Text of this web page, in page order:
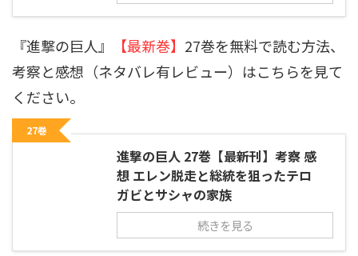
『進撃の巨人』 【最新巻】 27巻を無料で読む方法、
考察と感想（ネタバレ有レビュー）はこちらを見て
ください。
27巻
進撃の巨人 27巻【最新刊】考察 感
想 エレン脱走と総統を狙ったテロ
ガビとサシャの家族
続きを見る